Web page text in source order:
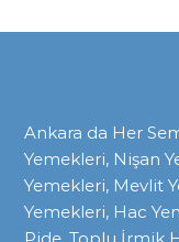
Ankara da Her
Yemekleri, Nişan
Yemekleri, Mevlit
Yemekleri, Hac